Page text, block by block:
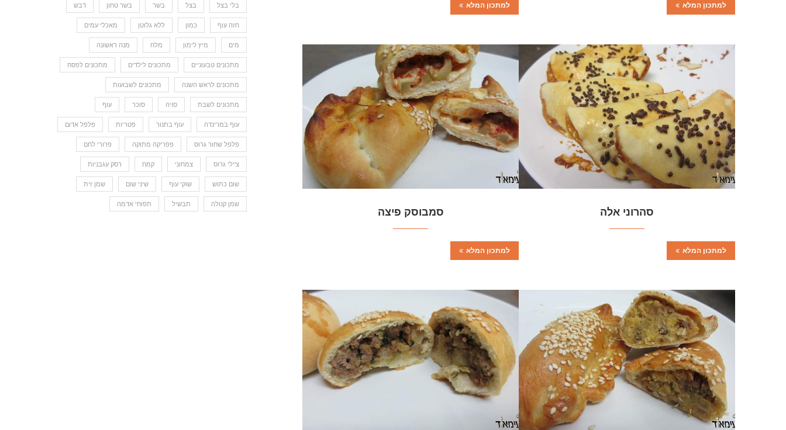
למתכון המלא למתכון המלא
סהרוני אלה
למתכון המלא
סמבוסק פיצה
למתכון המלא
בלי בצל בצל בשר בשר טחון דבש
חזה עוף כמון ללא גלוטן מאכלי עמים
מים מיץ לימון מלח מנה ראשונה
מתכונים טבעוניים מתכונים לילדים מתכונים לפסח
מתכונים לראש השנה מתכונים לשבועות
מתכונים לשבת סויה סוכר עוף
עוף במרינדה עוף בתנור פטריות פלפל אדום
פלפל שחור גרוס פפריקה מתוקה פרורי לחם
צ'ילי גרוס צמחוני קמח רסק עגבניות
שום כתוש שוקי עוף שיני שום שמן זית
שמן קנולה תבשיל תפוחי אדמה